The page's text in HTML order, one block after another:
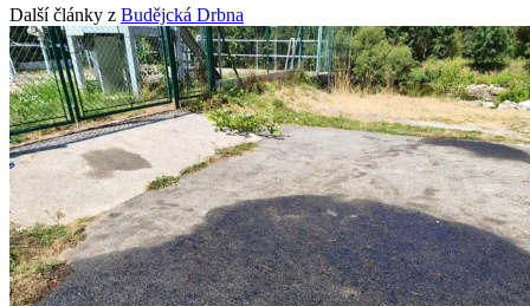
Další články z Budějcká Drbna